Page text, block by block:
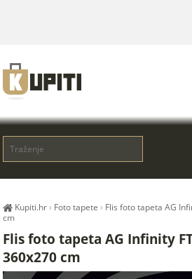
Kupiti.hr› Foto tapete › Flis foto tapeta AG
cm
Flis foto tapeta AG Infinity
360x270 cm